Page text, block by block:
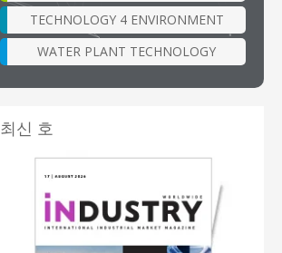
TECHNOLOGY 4 ENVIRONMENT
WATER PLANT TECHNOLOGY
최신 호